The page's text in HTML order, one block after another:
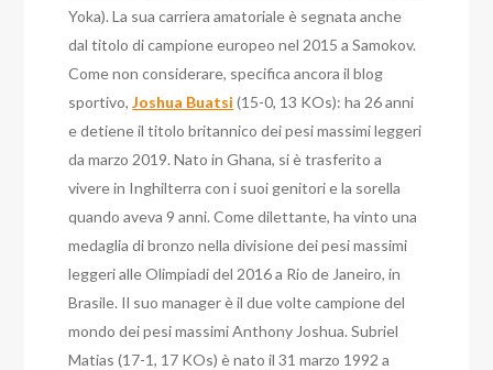
Yoka). La sua carriera amatoriale è segnata anche
dal titolo di campione europeo nel 2015 a Samokov.
Come non considerare, specifica ancorail blog
sportivo,Joshua Buatsi (15-0, 13 KOs): ha 26 anni
e detiene il titolo britannico dei pesi massimi leggeri
da marzo 2019. Nato in Ghana, si è trasferito a
vivere in Inghilterra con i suoi genitori e la sorella
quando aveva 9 anni. Come dilettante, ha vinto una
medaglia di bronzo nella divisione dei pesi massimi
leggeri alle Olimpiadi del 2016 a Rio de Janeiro, in
Brasile. Il suo manager è il due volte campione del
mondo dei pesi massimi Anthony Joshua. Subriel
Matias (17-1, 17 KOs) è nato il 31 marzo 1992 a